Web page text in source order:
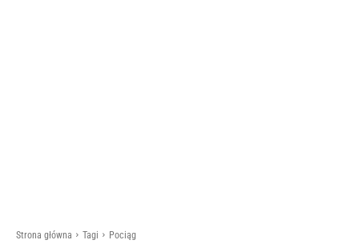
Strona główna Tagi Pociąg